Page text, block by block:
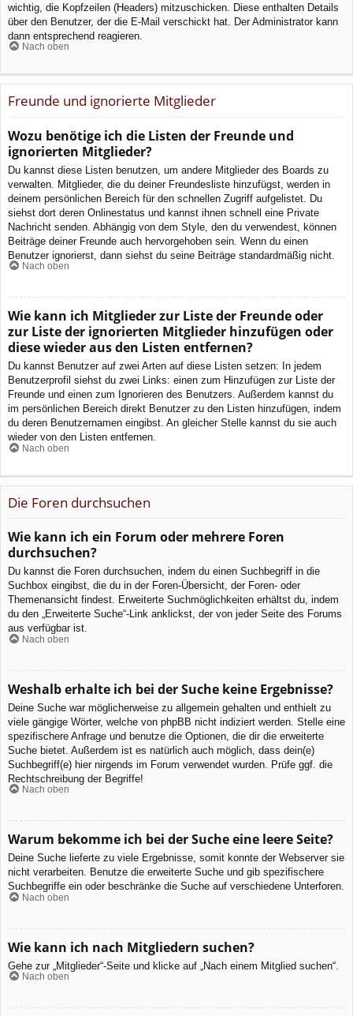
wichtig, die Kopfzeilen (Headers) mitzuschicken. Diese enthalten Details
über den Benutzer, der die E-Mail verschickt hat. Der Administrator kann
dann entsprechend reagieren.
Nach oben
Freunde und ignorierte Mitglieder
Wozu benötige ich die Listen der Freunde und
ignorierten Mitglieder?
Du kannst diese Listen benutzen, um andere Mitglieder des Boards zu
verwalten. Mitglieder, die du deiner Freundesliste hinzufügst, werden in
deinem persönlichen Bereich für den schnellen Zugriff aufgelistet. Du
siehst dort deren Onlinestatus und kannst ihnen schnell eine Private
Nachricht senden. Abhängig von dem Style, den du verwendest, können
Beiträge deiner Freunde auch hervorgehoben sein. Wenn du einen
Benutzer ignorierst, dann siehst du seine Beiträge standardmäßig nicht.
Nach oben
Wie kann ich Mitglieder zur Liste der Freunde oder
zur Liste der ignorierten Mitglieder hinzufügen oder
diese wieder aus den Listen entfernen?
Du kannst Benutzer auf zwei Arten auf diese Listen setzen: In jedem
Benutzerprofil siehst du zwei Links: einen zum Hinzufügen zur Liste der
Freunde und einen zum Ignorieren des Benutzers. Außerdem kannst du
im persönlichen Bereich direkt Benutzer zu den Listen hinzufügen, indem
du deren Benutzernamen eingibst. An gleicher Stelle kannst du sie auch
wieder von den Listen entfernen.
Nach oben
Die Foren durchsuchen
Wie kann ich ein Forum oder mehrere Foren
durchsuchen?
Du kannst die Foren durchsuchen, indem du einen Suchbegriff in die
Suchbox eingibst, die du in der Foren-Übersicht, der Foren- oder
Themenansicht findest. Erweiterte Suchmöglichkeiten erhältst du, indem
du den „Erweiterte Suche“-Link anklickst, der von jeder Seite des Forums
aus verfügbar ist.
Nach oben
Weshalb erhalte ich bei der Suche keine Ergebnisse?
Deine Suche war möglicherweise zu allgemein gehalten und enthielt zu
viele gängige Wörter, welche von phpBB nicht indiziert werden. Stelle eine
spezifischere Anfrage und benutze die Optionen, die dir die erweiterte
Suche bietet. Außerdem ist es natürlich auch möglich, dass dein(e)
Suchbegriff(e) hier nirgends im Forum verwendet wurden. Prüfe ggf. die
Rechtschreibung der Begriffe!
Nach oben
Warum bekomme ich bei der Suche eine leere Seite?
Deine Suche lieferte zu viele Ergebnisse, somit konnte der Webserver sie
nicht verarbeiten. Benutze die erweiterte Suche und gib spezifischere
Suchbegriffe ein oder beschränke die Suche auf verschiedene Unterforen.
Nach oben
Wie kann ich nach Mitgliedern suchen?
Gehe zur „Mitglieder“-Seite und klicke auf „Nach einem Mitglied suchen“.
Nach oben